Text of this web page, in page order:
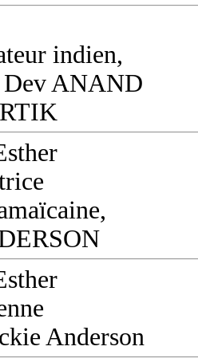
indien,
Dev ANAND
Anderson